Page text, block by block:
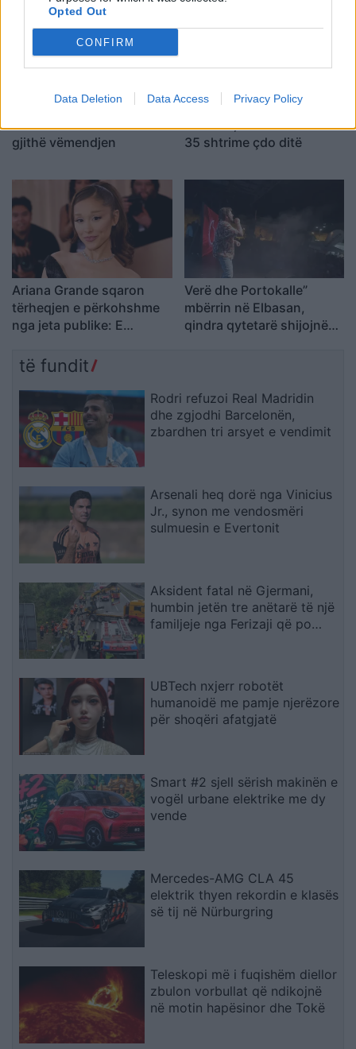
Opted Out
CONFIRM
Data Deletion Data Access Privacy Policy
Mateo poston foto,
komenti i Brikenës merr
gjithë vëmendjen
Fluks i lartë në Pediatrinë
e Vlorës, 70-80 vizita dhe
35 shtrime çdo ditë
Ariana Grande sqaron
tërheqjen e përkohshme
nga jeta publike: E
Verë dhe Portokalle”
mbërrin në Elbasan,
qindra qytetarë shijojnë
të fundit
Rodri refuzoi Real Madridin
dhe zgjodhi Barcelonën,
zbardhen tri arsyet e vendimit
Arsenali heq dorë nga Vinicius
Jr., synon me vendosmëri
sulmuesin e Evertonit
Aksident fatal në Gjermani,
humbin jetën tre anëtarë të një
familjeje nga Ferizaji që po
UBTech nxjerr robotët
humanoidë me pamje njerëzore
për shoqëri afatgjatë
Smart #2 sjell sërish makinën e
vogël urbane elektrike me dy
vende
Mercedes-AMG CLA 45
elektrik thyen rekordin e klasës
së tij në Nürburgring
Teleskopi më i fuqishëm diellor
zbulon vorbullat që ndikojnë
në motin hapësinor dhe Tokë